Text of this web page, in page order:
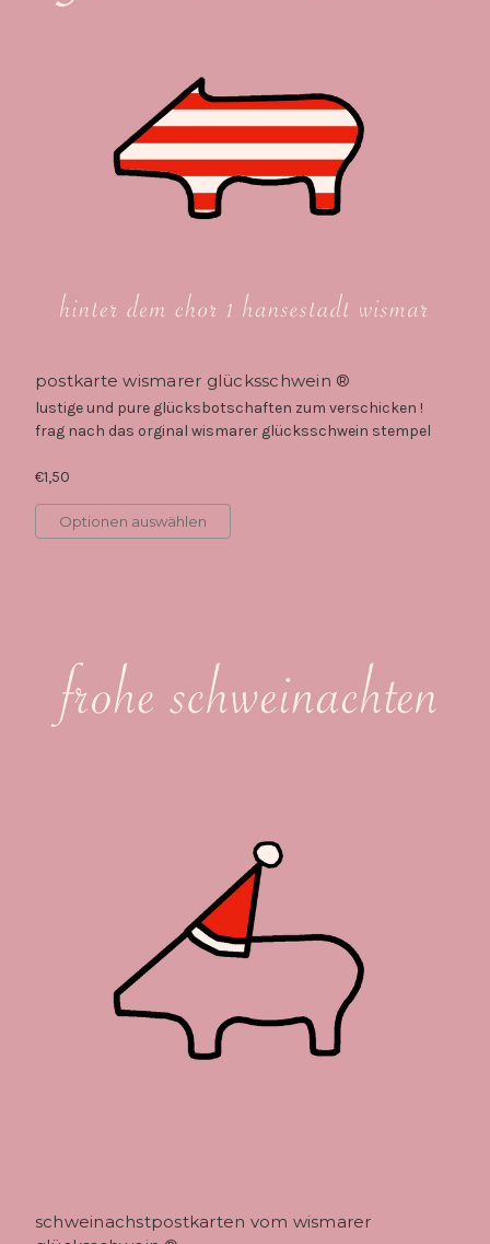
postkarte wismarer glücksschwein ®
lustige und pure glücksbotschaften zum verschicken !
frag nach das orginal wismarer glücksschwein stempel
€1,50
Optionen auswählen
schweinachstpostkarten vom wismarer